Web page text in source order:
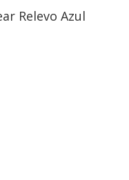
Relevo Azul